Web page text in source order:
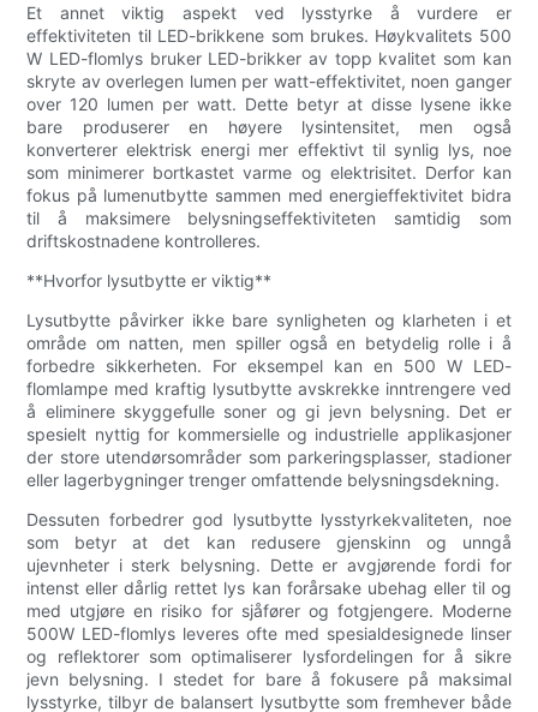
Et annet viktig aspekt ved lysstyrke å vurdere er
effektiviteten til LED-brikkene som brukes. Høykvalitets 500
W LED-flomlys bruker LED-brikker av topp kvalitet som kan
skryte av overlegen lumen per watt-effektivitet, noen ganger
over 120 lumen per watt. Dette betyr at disse lysene ikke
bare produserer en høyere lysintensitet, men også
konverterer elektrisk energi mer effektivt til synlig lys, noe
som minimerer bortkastet varme og elektrisitet. Derfor kan
fokus på lumenutbytte sammen med energieffektivitet bidra
til å maksimere belysningseffektiviteten samtidig som
driftskostnadene kontrolleres.
**Hvorfor lysutbytte er viktig**
Lysutbytte påvirker ikke bare synligheten og klarheten i et
område om natten, men spiller også en betydelig rolle i å
forbedre sikkerheten. For eksempel kan en 500 W LED-
flomlampe med kraftig lysutbytte avskrekke inntrengere ved
å eliminere skyggefulle soner og gi jevn belysning. Det er
spesielt nyttig for kommersielle og industrielle applikasjoner
der store utendørsområder som parkeringsplasser, stadioner
eller lagerbygninger trenger omfattende belysningsdekning.
Dessuten forbedrer god lysutbytte lysstyrkekvaliteten, noe
som betyr at det kan redusere gjenskinn og unngå
ujevnheter i sterk belysning. Dette er avgjørende fordi for
intenst eller dårlig rettet lys kan forårsake ubehag eller til og
med utgjøre en risiko for sjåfører og fotgjengere. Moderne
500W LED-flomlys leveres ofte med spesialdesignede linser
og reflektorer som optimaliserer lysfordelingen for å sikre
jevn belysning. I stedet for bare å fokusere på maksimal
lysstyrke, tilbyr de balansert lysutbytte som fremhever både